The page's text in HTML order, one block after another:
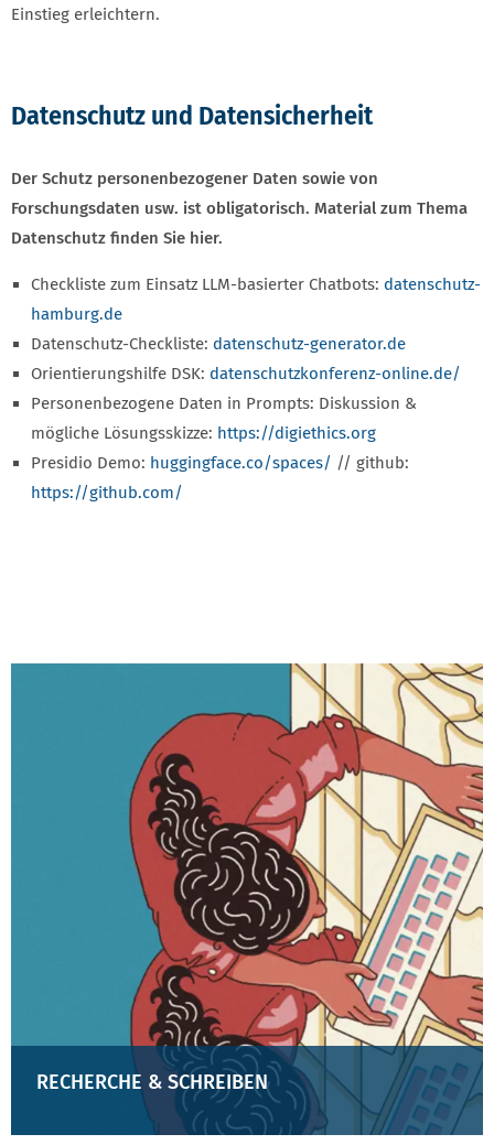
Einstieg erleichtern.
Datenschutz und Datensicherheit
Der Schutz personenbezogener Daten sowie von
Forschungsdaten usw. ist obligatorisch. Material zum Thema
Datenschutz finden Sie hier.
Checkliste zum Einsatz LLM-basierter Chatbots: datenschutz-
hamburg.de
Datenschutz-Checkliste: datenschutz-generator.de
Orientierungshilfe DSK: datenschutzkonferenz-online.de/
Personenbezogene Daten in Prompts: Diskussion &
mögliche Lösungsskizze: https://digiethics.org
Presidio Demo: huggingface.co/spaces/ // github:
https://github.com/
RECHERCHE & SCHREIBEN